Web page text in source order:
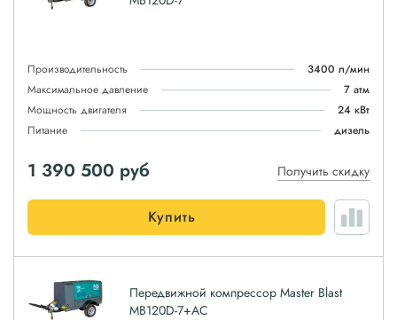
Производительность
3400 л/мин
Максимальное давление
7 атм
Мощность двигателя
24 кВт
Питание
дизель
1 390 500 руб Получить скидку
Купить
Передвижной компрессор Master Blast
MB120D-7+AC